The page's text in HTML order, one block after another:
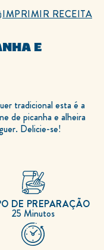
IMPRIMIR RECEITA
E
tradicional esta é a
de picanha e alheira
Delicie-se!
25 Minutos
DE PREPARAÇÃO